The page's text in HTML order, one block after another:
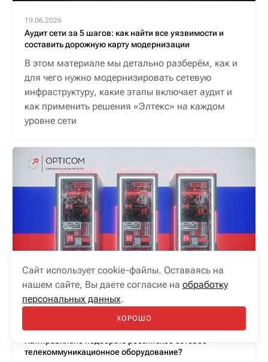
19.06.2026
Аудит сети за 5 шагов: как найти все уязвимости и
составить дорожную карту модернизации
В этом материале мы детально разберём, как и
для чего нужно модернизировать сетевую
инфраструктуру, какие этапы включает аудит и
как применить решения «Элтекс» на каждом
уровне сети
Как правильно подобрать российское сетевое
телекоммуникационное оборудование?
Сайт использует cookie-файлы. Оставаясь на
нашем сайте, Вы даете согласие на обработку
персональных данных.
ХОРОШО